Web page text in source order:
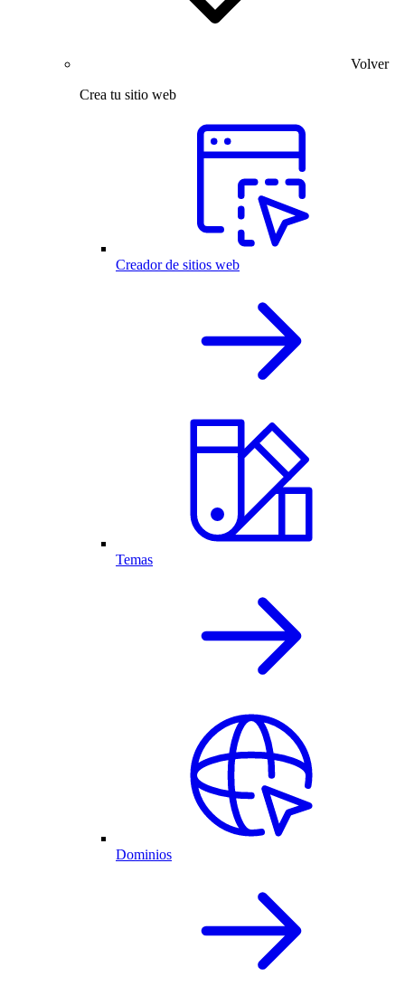
Volver
Crea tu sitio web
Creador de sitios web
Temas
Dominios